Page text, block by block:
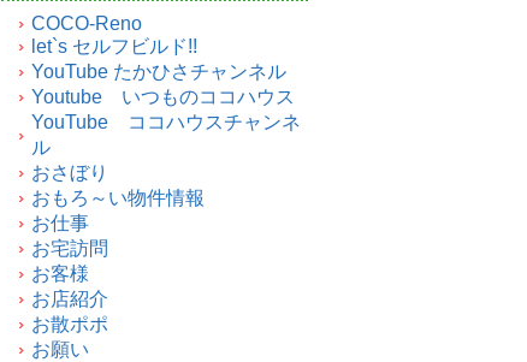
COCO-Reno
let`s セルフビルド!!
YouTube たかひさチャンネル
Youtube いつものココハウス
YouTube ココハウスチャンネ
ル
おさぼり
おもろ～い物件情報
お仕事
お宅訪問
お客様
お店紹介
お散ポポ
お願い